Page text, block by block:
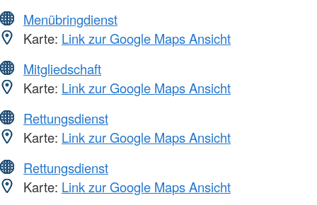
Menübringdienst
Karte: Link zur Google Maps Ansicht
Mitgliedschaft
Karte: Link zur Google Maps Ansicht
Rettungsdienst
Karte: Link zur Google Maps Ansicht
Rettungsdienst
Karte: Link zur Google Maps Ansicht